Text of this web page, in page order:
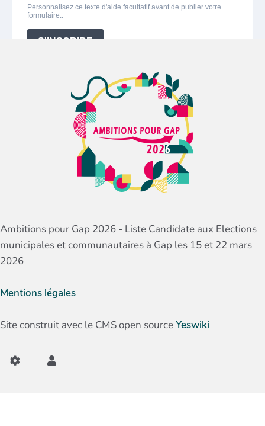
Ambitions pour Gap 2026 - Liste Candidate aux Elections
municipales et communautaires à Gap les 15 et 22 mars
2026
Mentions légales
Site construit avec le CMS open sourceYeswiki